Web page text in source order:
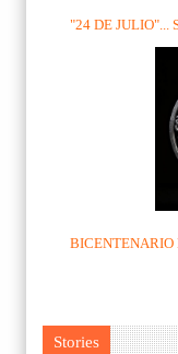
"24 DE JULIO"...
BICENTENARIO
Stories